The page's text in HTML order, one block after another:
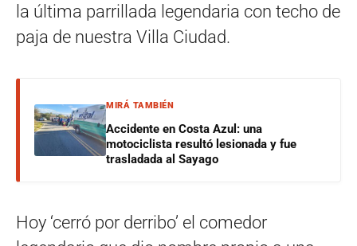
la última parrillada legendaria con techo de
paja de nuestra Villa Ciudad.
MIRÁ TAMBIÉN
Accidente en Costa Azul: una
motociclista resultó lesionada y fue
trasladada al Sayago
Hoy ‘cerró por derribo’ el comedor